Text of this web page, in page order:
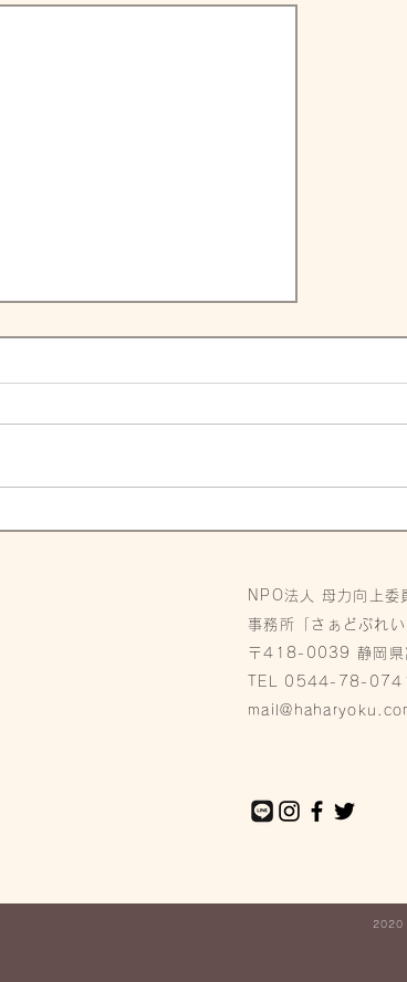
Co育てアシストプログラム
NPO法人 母力向上委
事務所「さぁどぷれい
〒418-0039 静岡県
TEL 0544-78-
2020